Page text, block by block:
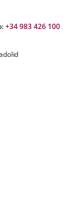
+34 983 426 100